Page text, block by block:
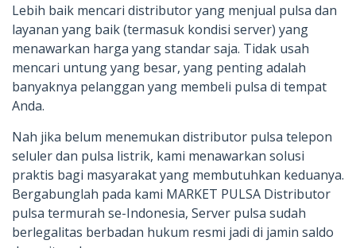
Lebih baik mencari distributor yang menjual pulsa dan
layanan yang baik (termasuk kondisi server) yang
menawarkan harga yang standar saja. Tidak usah
mencari untung yang besar, yang penting adalah
banyaknya pelanggan yang membeli pulsa di tempat
Anda.
Nah jika belum menemukan distributor pulsa telepon
seluler dan pulsa listrik, kami menawarkan solusi
praktis bagi masyarakat yang membutuhkan keduanya.
Bergabunglah pada kami MARKET PULSA Distributor
pulsa termurah se-Indonesia, Server pulsa sudah
berlegalitas berbadan hukum resmi jadi di jamin saldo